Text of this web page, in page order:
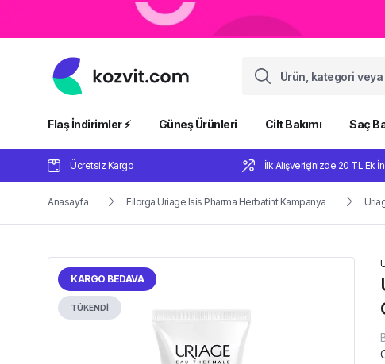
Flaş İndirimler ⚡️ Güneş Ürünleri Cilt Bakımı Saç
Ücretsiz Kargo İlk Alışverişinizde 20 TL Ek
Anasayfa Filorga Uriage Isis Pharma Herbatint Kampanya
KARGO BEDAVA
TÜKENDİ